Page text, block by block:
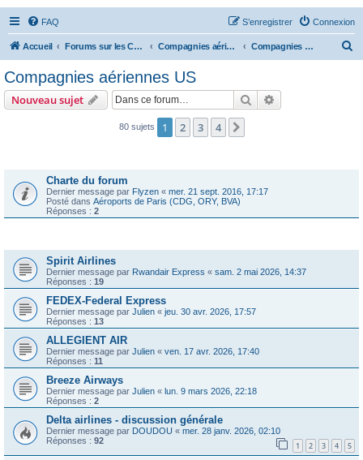
FAQ Connexion
S’enregistrer
Accueil Forums sur les Compagnies Aériennes Compagnies aériennes des Amériques Compagnies aériennes US
r
Compagnies aériennes US
Nouveau sujet Rechercher
80 sujets 1 2 3 4
Charte du forum
Dernier message par Flyzen « mer. 21 sept. 2016, 17:17
Posté dans Aéroports de Paris (CDG, ORY, BVA)
Réponses : 2
Spirit Airlines
Dernier message par Rwandair Express « sam. 2 mai 2026, 14:37
Réponses : 19
FEDEX-Federal Express
Dernier message par Julien « jeu. 30 avr. 2026, 17:57
Réponses : 13
ALLEGIENT AIR
Dernier message par Julien « ven. 17 avr. 2026, 17:40
Réponses : 11
Breeze Airways
Dernier message par Julien « lun. 9 mars 2026, 22:18
Réponses : 2
Delta airlines - discussion générale
Dernier message par DOUDOU « mer. 28 janv. 2026, 02:10
Réponses : 92 1 2 3 4 5